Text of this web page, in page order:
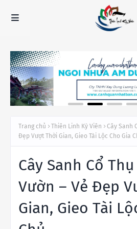
Trang chủ Thiên Linh Kỳ Viên
Cây Sanh
Đẹp Vượt Thời Gian, Gieo Tài Lộc Cho Gia
Cây Sanh Cổ
Vườn – Vẻ Đẹp
Gian, Gieo Tài